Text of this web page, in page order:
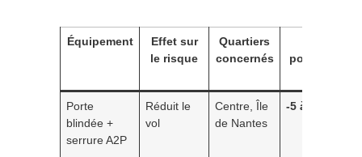
Équipement
Effet sur
le risque
Quartiers
concernés
possible sur
Porte
blindée +
serrure A2P
Réduit le
vol
Centre, Île
de Nantes
-5 à -10 %